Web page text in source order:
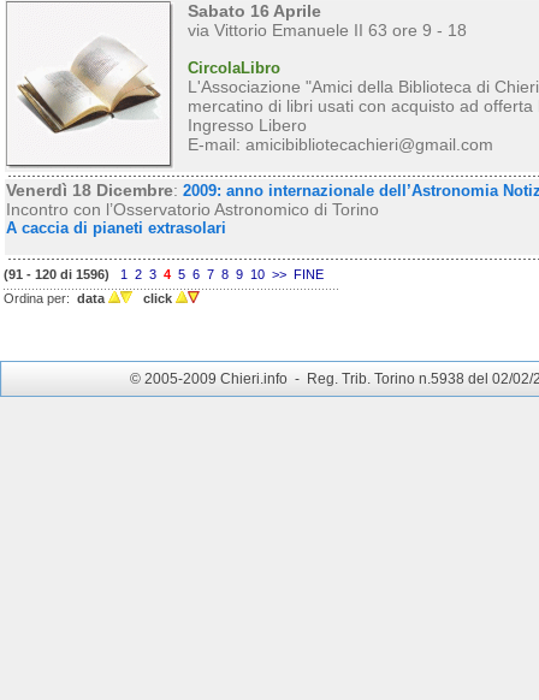
Sabato 16 Aprile
via Vittorio Emanuele II 63 ore 9 - 18
CircolaLibro
L'Associazione "Amici della Biblioteca di
mercatino di libri usati con acquisto ad offerta
Ingresso Libero
E-mail: amicibibliotecachieri@gmail.com
Venerdì 18 Dicembre: 2009: anno internazionale dell’Astronomia
Incontro con l’Osservatorio Astronomico di Torino
A caccia di pianeti extrasolari
(91 - 120 di 1596) 1 2 3 4 5 6 7 8 9 10 >> FINE
Ordina per: data click
© 2005-2009 Chieri.info - Reg. Trib. Torino n.5938 del 02/02/